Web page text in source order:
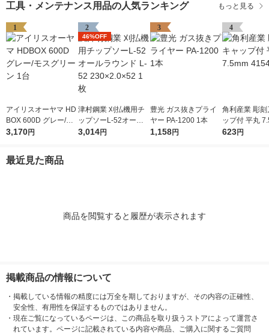
工具・メンテナンス用品の人気ランキング もっと見る
1
アイリスオーヤマ HD
BOX 600D グレー/モ
スグリーン 1台
3,170円
2
46%OFF
津村鋼業 刈払機用チ
ップソーL-52オール
ラウンド L-52 230×2.
3,014円
3
豊光 ガス抜きプライ
ヤー PA-1200 1本
1,158円
4
角利産業 彫刻
ップ付 平丸
541 1個
623円
最近見た商品
商品を閲覧すると履歴が表示されます
掲載商品の情報について
・ 掲載している情報の精度には万全を期しておりますが、その内容の正確性、
安全性、有用性を保証するものではありません。
・ 現在ご覧になっているページは、この商品を取り扱うストアによって運営さ
れています。ページに記載されている内容や商品、ご購入に関するご質問